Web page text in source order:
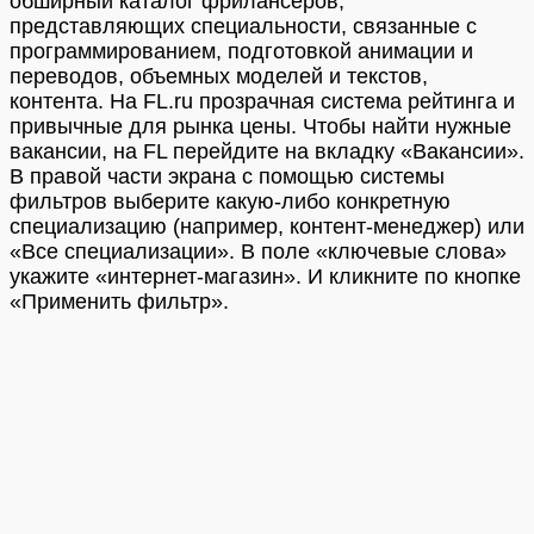
представляющих специальности, связанные с
программированием, подготовкой анимации и
переводов, объемных моделей и текстов,
контента. На FL.ru прозрачная система рейтинга и
привычные для рынка цены. Чтобы найти нужные
вакансии, на FL перейдите на вкладку «Вакансии».
В правой части экрана с помощью системы
фильтров выберите какую-либо конкретную
специализацию (например, контент-менеджер) или
«Все специализации». В поле «ключевые слова»
укажите «интернет-магазин». И кликните по кнопке
«Применить фильтр».